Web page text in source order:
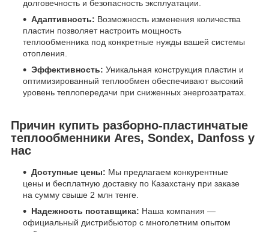
долговечность и безопасность эксплуатации.
Адаптивность: Возможность изменения количества
пластин позволяет настроить мощность
теплообменника под конкретные нужды вашей системы
отопления.
Эффективность: Уникальная конструкция пластин и
оптимизированный теплообмен обеспечивают высокий
уровень теплопередачи при сниженных энергозатратах.
Причин купить разборно-пластинчатые
теплообменники Ares, Sondex, Danfoss у
нас
Доступные цены: Мы предлагаем конкурентные
цены и бесплатную доставку по Казахстану при заказе
на сумму свыше 2 млн тенге.
Надежность поставщика: Наша компания —
официальный дистрибьютор с многолетним опытом